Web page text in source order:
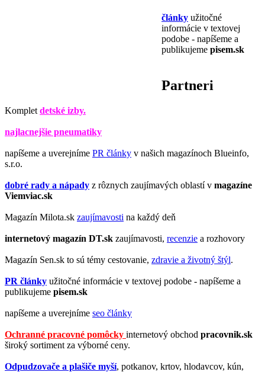
články užitočné
informácie v textovej
podobe - napíšeme a
publikujeme pisem.sk
Partneri
Komplet detské izby.
najlacnejšie pneumatiky
napíšeme a uverejníme PR články v našich magazínoch Blueinfo,
s.r.o.
dobré rady a nápady z rôznych zaujímavých oblastí v magazíne
Viemviac.sk
Magazín Milota.sk zaujímavosti na každý deň
internetový magazín DT.sk zaujímavosti, recenzie a rozhovory
Magazín Sen.sk to sú témy cestovanie, zdravie a životný štýl.
PR články užitočné informácie v textovej podobe - napíšeme a
publikujeme pisem.sk
napíšeme a uverejníme seo články
Ochranné pracovné pomôcky internetový obchod pracovnik.sk
široký sortiment za výborné ceny.
Odpudzovače a plašiče myší, potkanov, krtov, hlodavcov, kún,